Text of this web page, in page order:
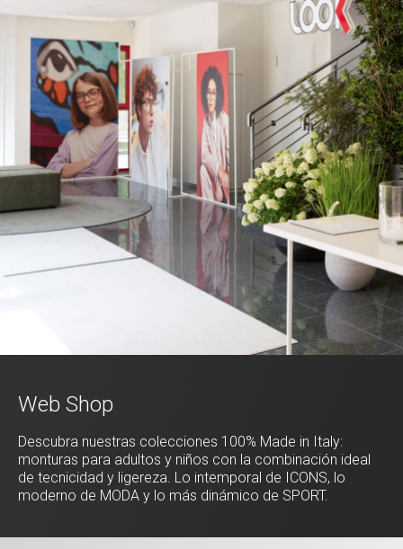
Web Shop
Descubra nuestras colecciones 100% Made in Italy:
monturas para adultos y niños con la combinación ideal
de tecnicidad y ligereza. Lo intemporal de ICONS, lo
moderno de MODA y lo más dinámico de SPORT.